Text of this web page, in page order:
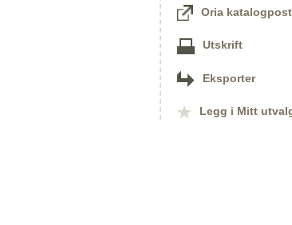
Oria katalogpost
Utskrift
Eksporter
Legg i Mitt